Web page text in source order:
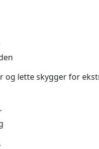
og lette skygger for